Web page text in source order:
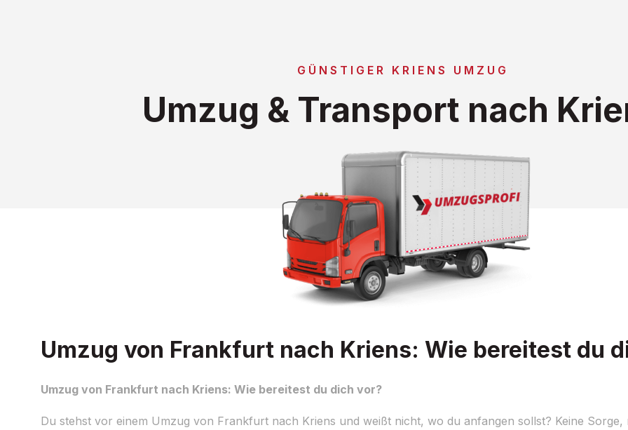
GÜNSTIGER KRIENS UMZUG
Umzug & Transport nach
Umzug von Frankfurt nach Kriens: Wie bereitest du
Umzug von Frankfurt nach Kriens: Wie bereitest du dich vor?
Du stehst vor einem Umzug von Frankfurt nach Kriens und weißt nicht, wo du anfangen sollst? Keine Sorge,